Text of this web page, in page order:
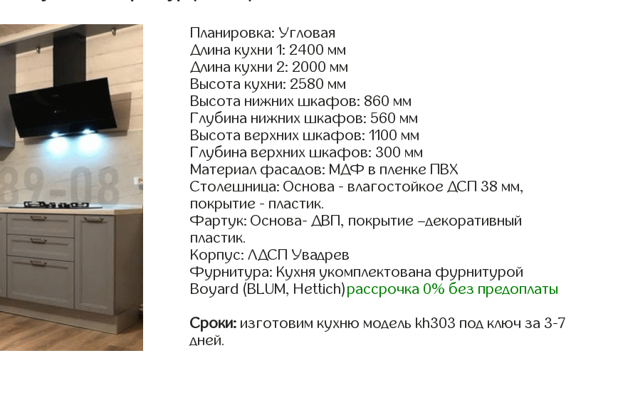
Планировка: Угловая
Длина кухни 1: 2400 мм
Длина кухни 2: 2000 мм
Высота кухни: 2580 мм
Высота нижних шкафов: 860 мм
Глубина нижних шкафов: 560 мм
Высота верхних шкафов: 1100 мм
Глубина верхних шкафов: 300 мм
Материал фасадов: МДФ в пленке ПВХ
Столешница: Основа - влагостойкое ДСП 38 мм,
покрытие - пластик.
Фартук: Основа- ДВП, покрытие –декоративный
пластик.
Корпус: ЛДСП Увадрев
Фурнитура: Кухня укомплектована фурнитурой
Boyard (BLUM, Hettich)рассрочка 0% без предоплаты
Сроки: изготовим кухню модель kh303 под ключ за 3-7
дней.